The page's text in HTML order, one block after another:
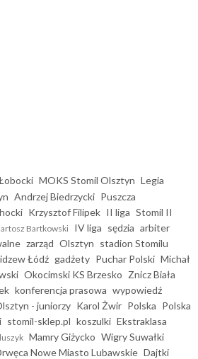
MOKS Stomil Olsztyn Legia
Andrzej Biedrzycki Puszcza
Krzysztof Filipek II liga Stomil II
Bartkowski IV liga sędzia arbiter
zarząd Olsztyn stadion Stomilu
Łódź gadżety Puchar Polski Michał
Okocimski KS Brzesko Znicz Biała
konferencja prasowa wypowiedź
- juniorzy Karol Żwir Polska Polska
stomil-sklep.pl koszulki Ekstraklasa
Mamry Giżycko Wigry Suwałki
Nowe Miasto Lubawskie Dajtki